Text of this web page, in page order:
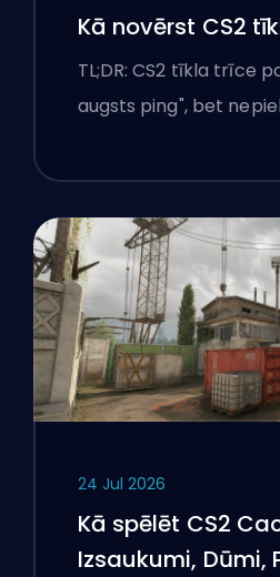
Kā novērst CS2
TL;DR: CS2 tīkla trīce
augsts ping", bet
24 Jul 2026
Kā spēlēt CS2
Izsaukumi, Dūmi,